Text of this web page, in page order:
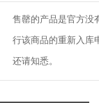
售罄的产品是官方没
行该商品的重新入库
还请知悉。